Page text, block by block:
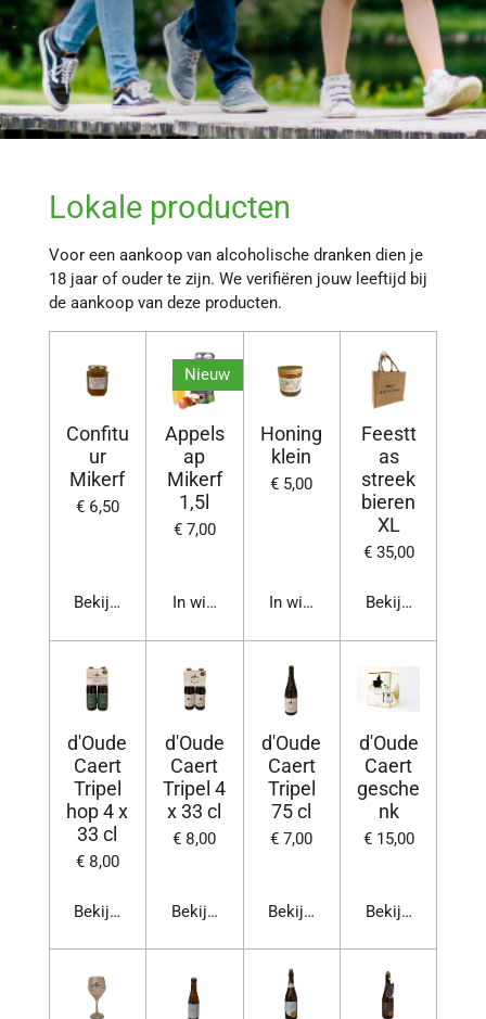
Lokale producten
Voor een aankoop van alcoholische dranken dien je
18 jaar of ouder te zijn. We verifiëren jouw leeftijd bij
de aankoop van deze producten.
Confitu
ur
Mikerf
€ 6,50
Bekijk details
Nieuw
Appels
ap
Mikerf
1,5l
€ 7,00
In winkelwagen
Honing
klein
€ 5,00
In winkelwagen
Feestt
as
streek
bieren
XL
€ 35,00
Bekijk details
d'Oude
Caert
Tripel
hop 4 x
33 cl
€ 8,00
Bekijk details
d'Oude
Caert
Tripel 4
x 33 cl
€ 8,00
Bekijk details
d'Oude
Caert
Tripel
75 cl
€ 7,00
Bekijk details
d'Oude
Caert
gesche
nk
€ 15,00
Bekijk details